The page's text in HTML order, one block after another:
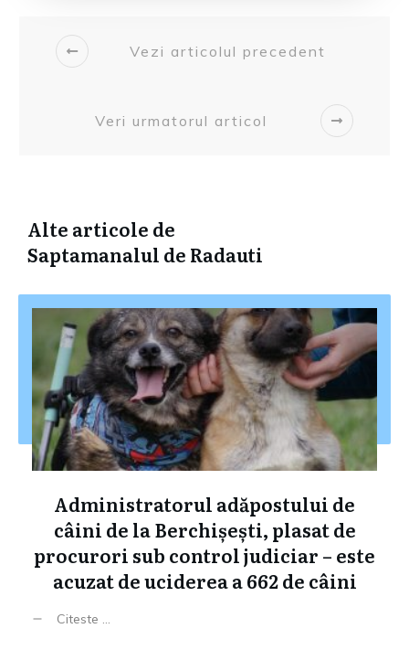
Vezi articolul precedent
Veri urmatorul articol
Alte articole de
Saptamanalul de Radauti
Administratorul adăpostului de
câini de la Berchișești, plasat de
procurori sub control judiciar – este
acuzat de uciderea a 662 de câini
Citeste ...